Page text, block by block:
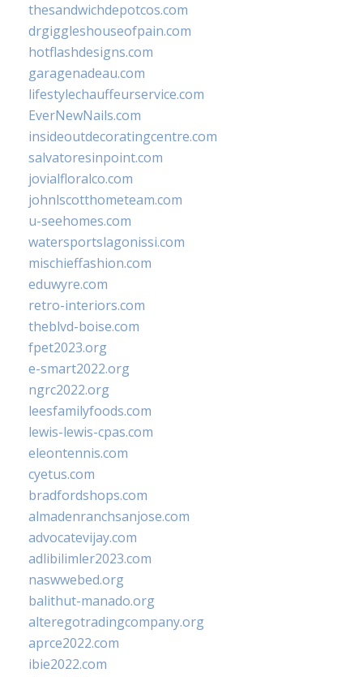
thesandwichdepotcos.com
drgiggleshouseofpain.com
hotflashdesigns.com
garagenadeau.com
lifestylechauffeurservice.com
EverNewNails.com
insideoutdecoratingcentre.com
salvatoresinpoint.com
jovialfloralco.com
johnlscotthometeam.com
u-seehomes.com
watersportslagonissi.com
mischieffashion.com
eduwyre.com
retro-interiors.com
theblvd-boise.com
fpet2023.org
e-smart2022.org
ngrc2022.org
leesfamilyfoods.com
lewis-lewis-cpas.com
eleontennis.com
cyetus.com
bradfordshops.com
almadenranchsanjose.com
advocatevijay.com
adlibilimler2023.com
naswwebed.org
balithut-manado.org
alteregotradingcompany.org
aprce2022.com
ibie2022.com